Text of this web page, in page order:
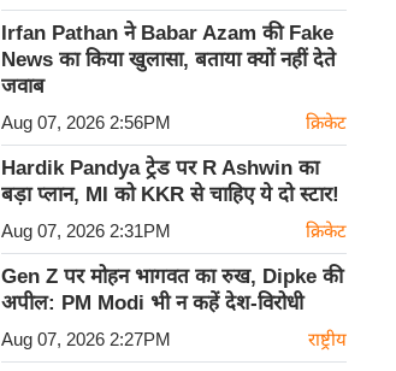
Irfan Pathan ने Babar Azam की Fake
News का किया खुलासा, बताया क्यों नहीं देते
जवाब
Aug 07, 2026 2:56PM क्रिकेट
Hardik Pandya ट्रेड पर R Ashwin का
बड़ा प्लान, MI को KKR से चाहिए ये दो स्टार!
Aug 07, 2026 2:31PM क्रिकेट
Gen Z पर मोहन भागवत का रुख, Dipke की
अपील: PM Modi भी न कहें देश-विरोधी
Aug 07, 2026 2:27PM राष्ट्रीय